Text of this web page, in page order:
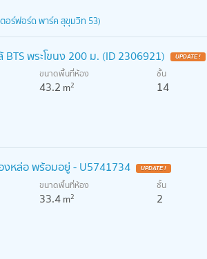
อร์ฟอร์ด พาร์ค สุขุมวิท 53)
พระโขนง 200 ม. (ID 2306921)
ขนาดพื้นที่ห้อง
43.2 m2
ชั้น
14
งหล่อ พร้อมอยู่ - U5741734
ขนาดพื้นที่ห้อง
33.4m2
ชั้น
2